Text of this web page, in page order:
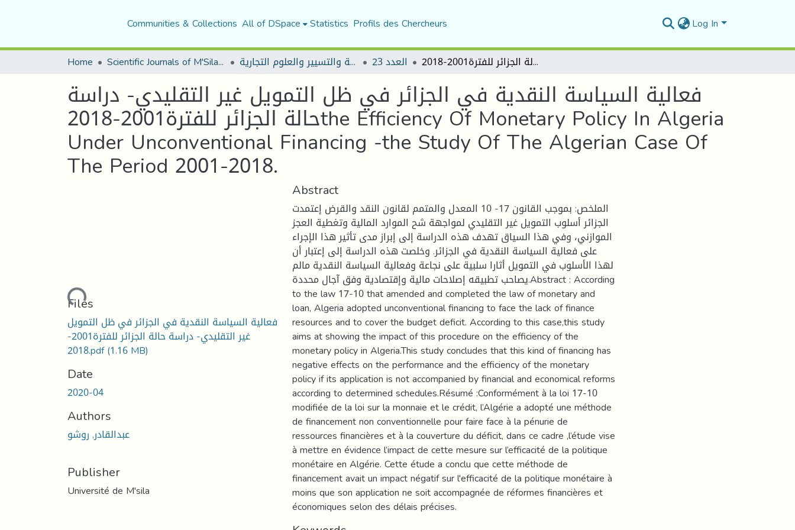
Communities & Collections All of DSpace Statistics Profils des Chercheurs Log In
Home Scientific Journals of M'Sila University مجلة العلوم الاقتصادية والتسيير والعلوم التجارية العدد 23 فعالية السياسة النقدية في الجزائر في ظل التمويل غير التقليدي- دراسة حالة الجزائر للفترة2001-2018the Efficiency Of Monetary Policy In Algeria Under Unconventional Financing -the Study Of The Algerian Case Of The Period 2001-2018.
فعالية السياسة النقدية في الجزائر في ظل التمويل غير التقليدي- دراسة
حالة الجزائر للفترة2001-2018the Efficiency Of Monetary Policy In Algeria
Under Unconventional Financing -the Study Of The Algerian Case Of
The Period 2001-2018.
Loading...
Files
فعالية السياسة النقدية في الجزائر في ظل التمويل
غير التقليدي- دراسة حالة الجزائر للفترة2001-
2018.pdf(1.16 MB)
Date
2020-04
Authors
عبدالقادر, روشو
Publisher
Université de M'sila
Abstract
الملخص: بموجب القانون 17- 10 المعدل والمتمم لقانون النقد والقرض إعتمدت
الجزائر أسلوب التمويل غير التقليدي لمواجهة شح الموارد المالية وتغطية العجز
الموازني، وفي هذا السياق تهدف هذه الدراسة إلى إبراز مدى تأثير هذا الإجراء
على فعالية السياسة النقدية في الجزائر. وخلصت هذه الدراسة إلى إعتبار أن
لهذا الأسلوب في التمويل أثارا سلبية على نجاعة وفعالية السياسة النقدية مالم
يصاحب تطبيقه إصلاحات مالية وإقتصادية وفق آجال محددة.Abstract : According
to the law 17-10 that amended and completed the law of monetary and
loan, Algeria adopted unconventional financing to face the lack of finance
resources and to cover the budget deficit. According to this case,this study
aims at showing the impact of this procedure on the efficiency of the
monetary policy in Algeria.This study concludes that this kind of financing has
negative effects on the performance and the efficiency of the monetary
policy if its application is not accompanied by financial and economical reforms
according to determined schedules.Résumé :Conformément à la loi 17-10
modifiée de la loi sur la monnaie et le crédit, l’Algérie a adopté une méthode
de financement non conventionnelle pour faire face à la pénurie de
ressources financières et à la couverture du déficit, dans ce cadre ,l’étude vise
à mettre en évidence l’impact de cette mesure sur l’efficacité de la politique
monétaire en Algérie. Cette étude a conclu que cette méthode de
financement avait un impact négatif sur l'efficacité de la politique monétaire à
moins que son application ne soit accompagnée de réformes financières et
économiques selon des délais précises.